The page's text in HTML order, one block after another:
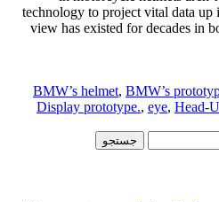
technology to project vital data
view has existed for decades in
BMW’s helmet, BMW’s
Display prototype., eye, Head-